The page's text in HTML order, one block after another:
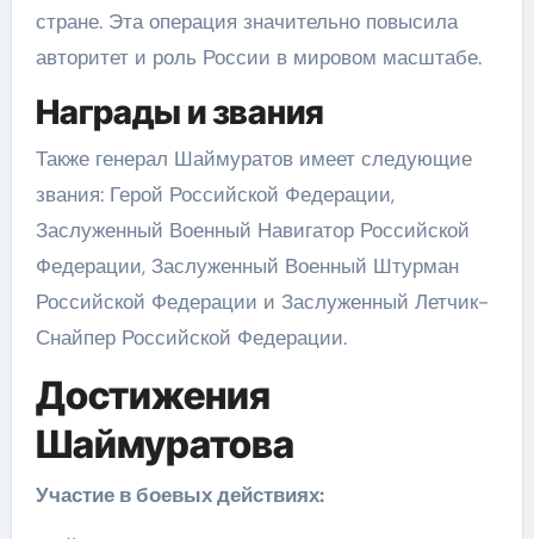
стране. Эта операция значительно повысила
авторитет и роль России в мировом масштабе.
Награды и звания
Также генерал Шаймуратов имеет следующие
звания: Герой Российской Федерации,
Заслуженный Военный Навигатор Российской
Федерации, Заслуженный Военный Штурман
Российской Федерации и Заслуженный Летчик-
Снайпер Российской Федерации.
Достижения
Шаймуратова
Участие в боевых действиях: